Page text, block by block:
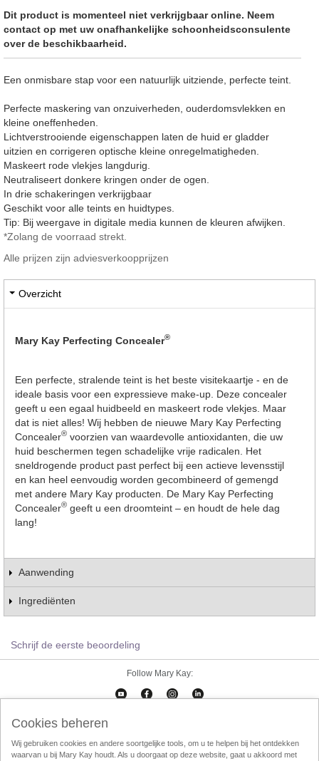
Dit product is momenteel niet verkrijgbaar online. Neem
contact op met uw onafhankelijke schoonheidsconsulente
over de beschikbaarheid.
Een onmisbare stap voor een natuurlijk uitziende, perfecte teint.
Perfecte maskering van onzuiverheden, ouderdomsvlekken en
kleine oneffenheden.
Lichtverstrooiende eigenschappen laten de huid er gladder
uitzien en corrigeren optische kleine onregelmatigheden.
Maskeert rode vlekjes langdurig.
Neutraliseert donkere kringen onder de ogen.
In drie schakeringen verkrijgbaar
Geschikt voor alle teints en huidtypes.
Tip: Bij weergave in digitale media kunnen de kleuren afwijken.
*Zolang de voorraad strekt.
Alle prijzen zijn adviesverkoopprijzen
Overzicht
Mary Kay Perfecting Concealer®
Een perfecte, stralende teint is het beste visitekaartje - en de
ideale basis voor een expressieve make-up. Deze concealer
geeft u een egaal huidbeeld en maskeert rode vlekjes. Maar
dat is niet alles! Wij hebben de nieuwe Mary Kay Perfecting
Concealer® voorzien van waardevolle antioxidanten, die uw
huid beschermen tegen schadelijke vrije radicalen. Het
sneldrogende product past perfect bij een actieve levensstijl
en kan heel eenvoudig worden gecombineerd of gemengd
met andere Mary Kay producten. De Mary Kay Perfecting
Concealer® geeft u een droomteint – en houdt de hele dag
lang!
Aanwending
Ingrediënten
Schrijf de eerste beoordeling
Follow Mary Kay:
Cookies beheren Impressum
Cookies beheren
Wij gebruiken cookies en andere soortgelijke tools, om u te helpen bij het ontdekken
waarvan u bij Mary Kay houdt. Als u doorgaat op deze website, gaat u akkoord met